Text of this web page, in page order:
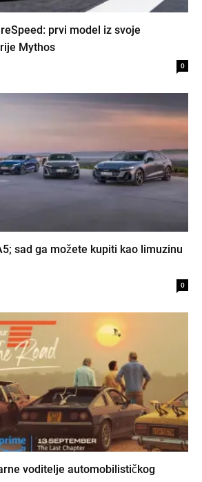
prvi model iz svoje
Mythos
0
sad ga možete kupiti kao limuzinu
0
voditelje automobilističkog